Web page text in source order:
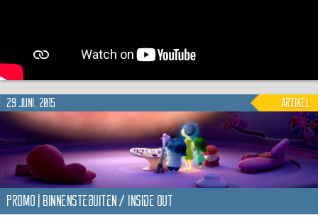
29 juni, 2015 Artikel
Promo | Binnenstebuiten / Inside Out